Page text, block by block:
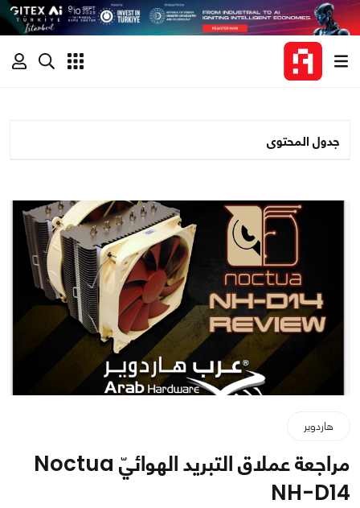
جدول المحتوى
هاردوير
مراجعة عملاق التبريد الهوائيّ Noctua
NH-D14